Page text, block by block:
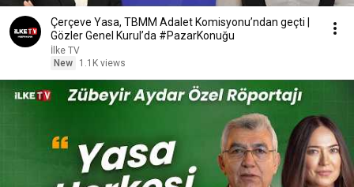
Çerçeve Yasa, TBMM Adalet Komisyonu’ndan geçti |
Gözler Genel Kurul’da #PazarKonuğu
İlke TV
New
1.1K views